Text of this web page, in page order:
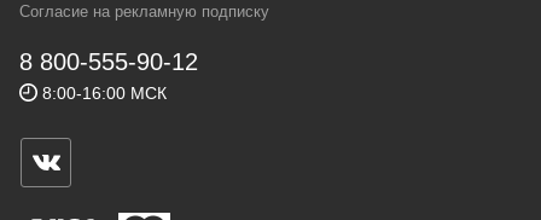
Геннадьевич
ИНН 590300057023 ОГРН 304590319000121
ул.Советская, 25, магазин Басег.
Тел./факс (342) 2101242
Согласие на рекламную подписку
8 800-555-90-12
8:00-16:00 МСК